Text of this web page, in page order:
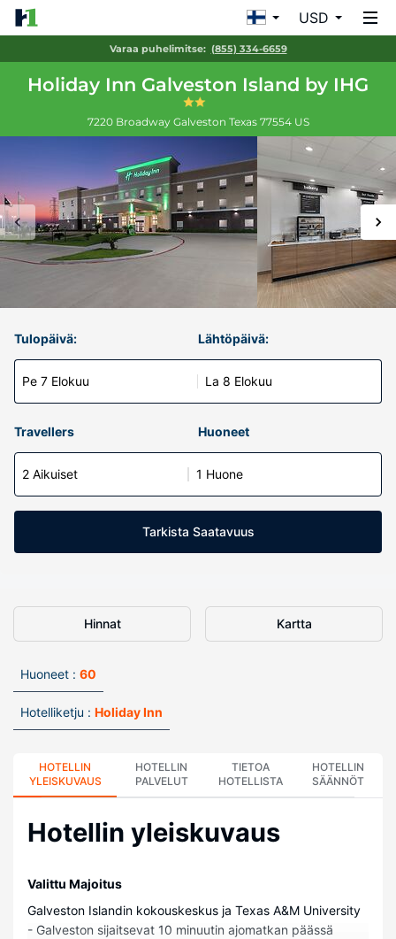
USD
Varaa puhelimitse: (855) 334-6659
Holiday Inn Galveston Island by IHG
7220 Broadway Galveston Texas 77554 US
Tulopäivä:
Pe 7 Elokuu
Lähtöpäivä:
La 8 Elokuu
Travellers Huoneet
2 Aikuiset 1 Huone
Tarkista Saatavuus
Hinnat Kartta
Huoneet : 60
Hotelliketju : Holiday Inn
HOTELLIN
YLEISKUVAUS
HOTELLIN
PALVELUT
TIETOA
HOTELLISTA
HOTELLIN
SÄÄNNÖT
Hotellin yleiskuvaus
Valittu Majoitus
Galveston Islandin kokouskeskus ja Texas A&M University
- Galveston sijaitsevat 10 minuutin ajomatkan päässä